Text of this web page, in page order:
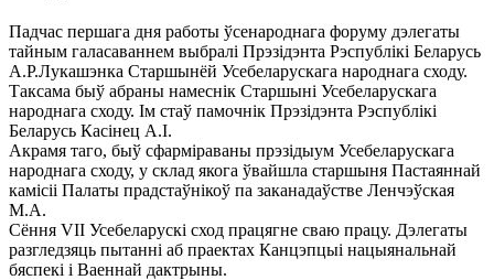
Падчас першага дня работы ўсенароднага форуму дэлегаты
тайным галасаваннем выбралі Прэзідэнта Рэспублікі Беларусь
А.Р.Лукашэнка Старшынёй Усебеларускага народнага сходу.
Таксама быў абраны намеснік Старшыні Усебеларускага
народнага сходу. Ім стаў памочнік Прэзідэнта Рэспублікі
Беларусь Касінец А.І.
Акрамя таго, быў сфарміраваны прэзідыум Усебеларускага
народнага сходу, у склад якога ўвайшла старшыня Пастаяннай
камісіі Палаты прадстаўнікоў па заканадаўстве Ленчэўская
М.А.
Сёння VII Усебеларускі сход працягне сваю працу. Дэлегаты
разгледзяць пытанні аб праектах Канцэпцыі нацыянальнай
бяспекі і Ваеннай дактрыны.